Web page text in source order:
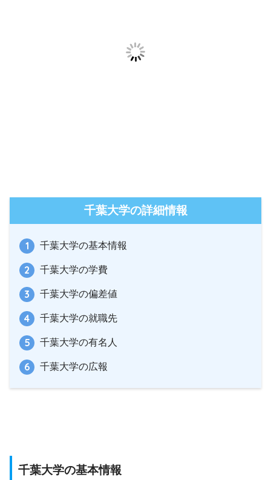
千葉大学の詳細情報
千葉大学の基本情報
千葉大学の学費
千葉大学の偏差値
千葉大学の就職先
千葉大学の有名人
千葉大学の広報
千葉大学の基本情報